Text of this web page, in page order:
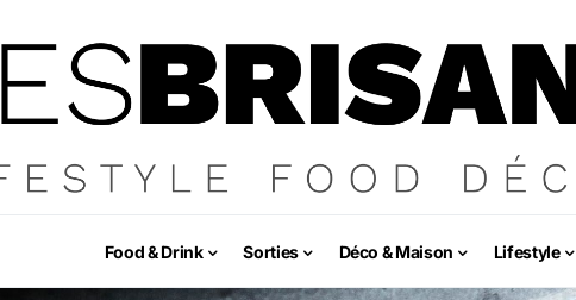
Food & Drink Sorties Déco & Maison Lifestyle